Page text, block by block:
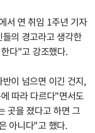
서 연 취임 1주년 기자
의 경고라고 생각한
다"고 강조했다.
이 넘으면 이긴 건지,
따라 다르다"면서도
곳을 졌다고 하면 그
아니다"고 했다.